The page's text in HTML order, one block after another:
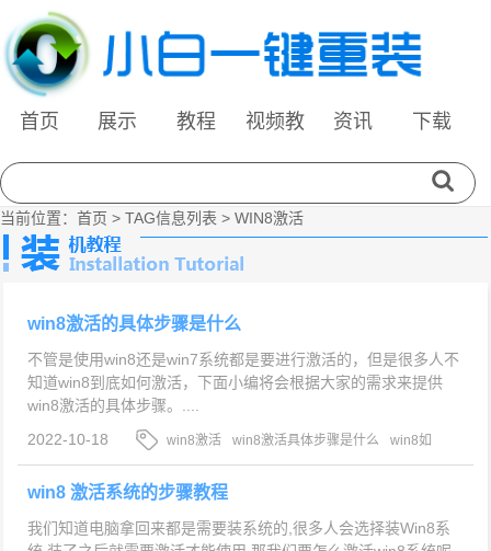
首页 展示 教程
视频教
资讯 下载
当前位置： 首页 > TAG信息列表 > WIN8激活
win8激活的具体步骤是什么
不管是使用win8还是win7系统都是要进行激活的，但是很多人不
知道win8到底如何激活，下面小编将会根据大家的需求来提供
win8激活的具体步骤。....
2022-10-18
win8激活 win8激活具体步骤是什么
win8如
何激活
win8 激活系统的步骤教程
我们知道电脑拿回来都是需要装系统的,很多人会选择装Win8系